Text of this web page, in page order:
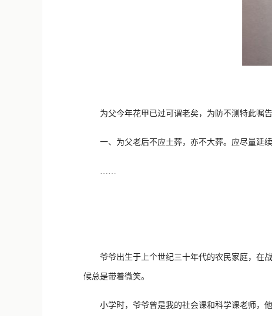
为父今年花甲已过可谓老矣，为防不测特此嘱告
一、为父老后不应土葬，亦不大葬。应尽量延续
……
爷爷出生于上个世纪三十年代的农民家庭，在战
候总是带着微笑。
小学时，爷爷曾是我的社会课和科学课老师，他